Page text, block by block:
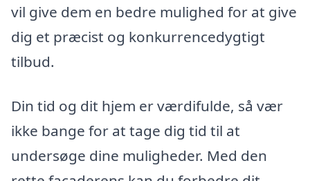
vil give dem en bedre mulighed for at give
dig et præcist og konkurrencedygtigt
tilbud.
Din tid og dit hjem er værdifulde, så vær
ikke bange for at tage dig tid til at
undersøge dine muligheder. Med den